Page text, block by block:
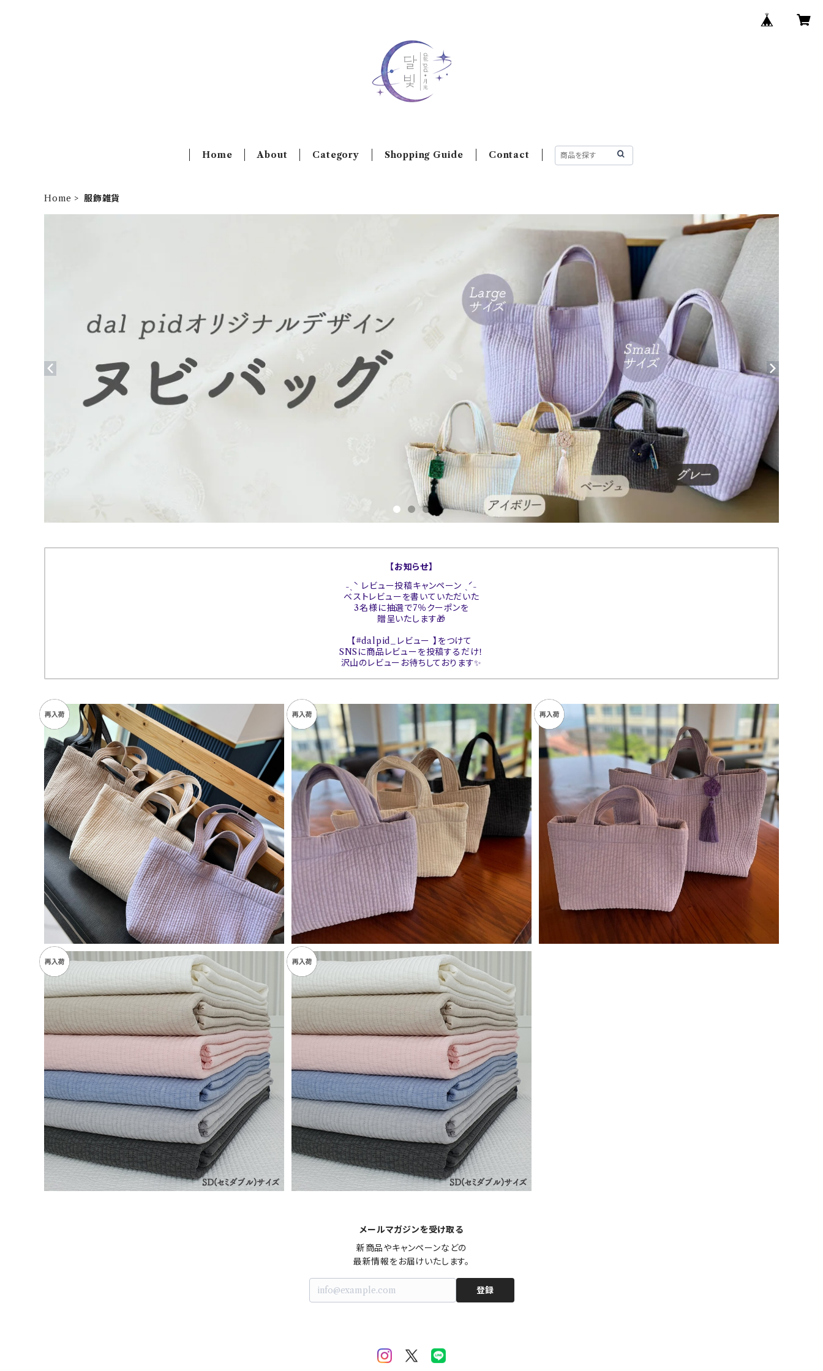
Home About Category Shopping Guide Contact
Home 服飾雑貨
【お知らせ】
˗ˏˋ レビュー投稿キャンペーン ˎˊ˗
ベストレビューを書いていただいた
3名様に抽選で7％クーポンを
贈呈いたします🎁
【#dalpid_レビュー 】をつけて
SNSに商品レビューを投稿するだけ！
沢山のレビューお待ちしております✨
【再販】ヌビバッグ（Large）
¥10,500
SOLD OUT
【再販】ヌビバッグ（Small）
¥5,500
SOLD OUT
【再販】【1000円割引】ヌビバッグLarge&Smallセット
¥15,000
SOLD OUT
【再販＆韓国発送】ヌビイブル SDサイズ
¥11,500
SOLD OUT
【再販＆韓国発送】ヌビイブル＆枕カバーセット(SDサイ
ズ)
¥14,000
SOLD OUT
メールマガジンを受け取る
新商品やキャンペーンなどの
最新情報をお届けいたします。
登録